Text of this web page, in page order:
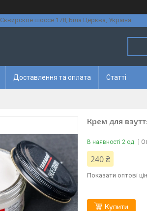
Сквирское шоссе 178, Біла Церква, Україна
Доставлення та оплата Статті
Крем для
В наявності 2 од.
240 ₴
Показати оптові
Купити